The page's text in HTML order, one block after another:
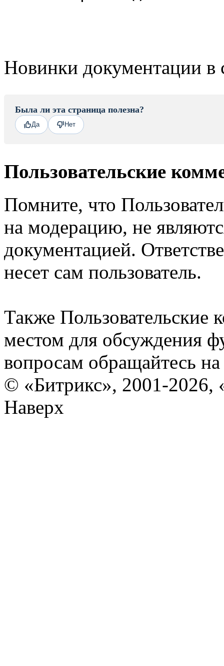
Новинки документации в
Была ли эта страница полезна?
Да Нет
Пользовательские
Помните, что
на модерацию, не
документацией.
несет сам пользователь.
Также Пользовательские
местом для обсуждения
вопросам обращайтесь
© «Битрикс», 2001-2026,
Наверх